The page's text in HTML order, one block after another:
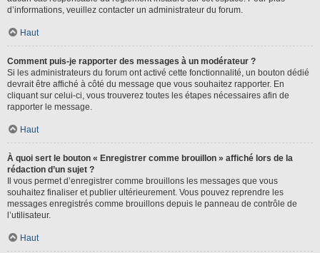
d’informations, veuillez contacter un administrateur du forum.
Haut
Comment puis-je rapporter des messages à un modérateur ?
Si les administrateurs du forum ont activé cette fonctionnalité, un bouton dédié
devrait être affiché à côté du message que vous souhaitez rapporter. En
cliquant sur celui-ci, vous trouverez toutes les étapes nécessaires afin de
rapporter le message.
Haut
À quoi sert le bouton « Enregistrer comme brouillon » affiché lors de la
rédaction d’un sujet ?
Il vous permet d’enregistrer comme brouillons les messages que vous
souhaitez finaliser et publier ultérieurement. Vous pouvez reprendre les
messages enregistrés comme brouillons depuis le panneau de contrôle de
l’utilisateur.
Haut